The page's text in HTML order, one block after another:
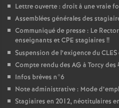
Lettre ouverte : droit à une vraie
Assemblées générales des
Communiqué de presse : Le
enseignants etCPE stagiaires !!
Suspension de l’exigence duCLES
Compte rendu des AG à Torcy des
Infos brèves n°6
Note administrative : Mode
Stagiaires en 2012, néotitulaires